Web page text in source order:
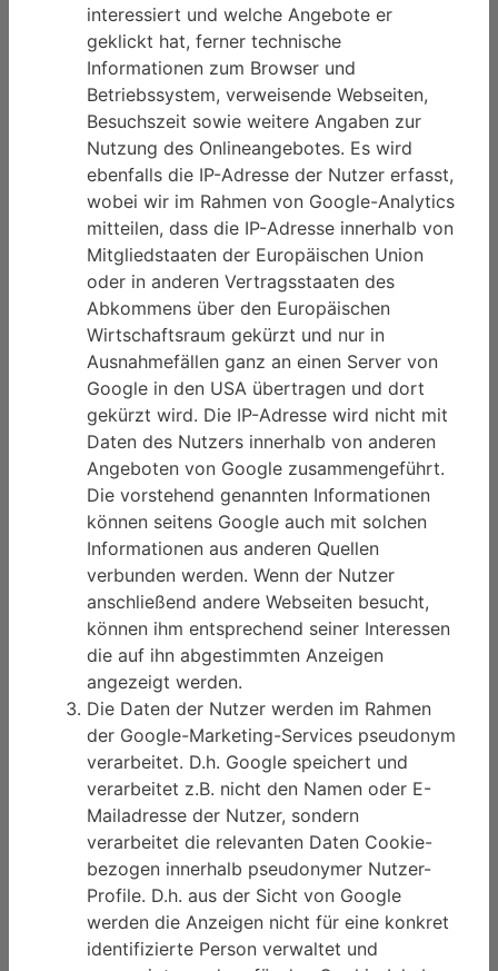
interessiert und welche Angebote er
geklickt hat, ferner technische
Informationen zum Browser und
Betriebssystem, verweisende Webseiten,
Besuchszeit sowie weitere Angaben zur
Nutzung des Onlineangebotes. Es wird
ebenfalls die IP-Adresse der Nutzer erfasst,
wobei wir im Rahmen von Google-Analytics
mitteilen, dass die IP-Adresse innerhalb von
Mitgliedstaaten der Europäischen Union
oder in anderen Vertragsstaaten des
Abkommens über den Europäischen
Wirtschaftsraum gekürzt und nur in
Ausnahmefällen ganz an einen Server von
Google in den USA übertragen und dort
gekürzt wird. Die IP-Adresse wird nicht mit
Daten des Nutzers innerhalb von anderen
Angeboten von Google zusammengeführt.
Die vorstehend genannten Informationen
können seitens Google auch mit solchen
Informationen aus anderen Quellen
verbunden werden. Wenn der Nutzer
anschließend andere Webseiten besucht,
können ihm entsprechend seiner Interessen
die auf ihn abgestimmten Anzeigen
angezeigt werden.
Die Daten der Nutzer werden im Rahmen
der Google-Marketing-Services pseudonym
verarbeitet. D.h. Google speichert und
verarbeitet z.B. nicht den Namen oder E-
Mailadresse der Nutzer, sondern
verarbeitet die relevanten Daten Cookie-
bezogen innerhalb pseudonymer Nutzer-
Profile. D.h. aus der Sicht von Google
werden die Anzeigen nicht für eine konkret
identifizierte Person verwaltet und